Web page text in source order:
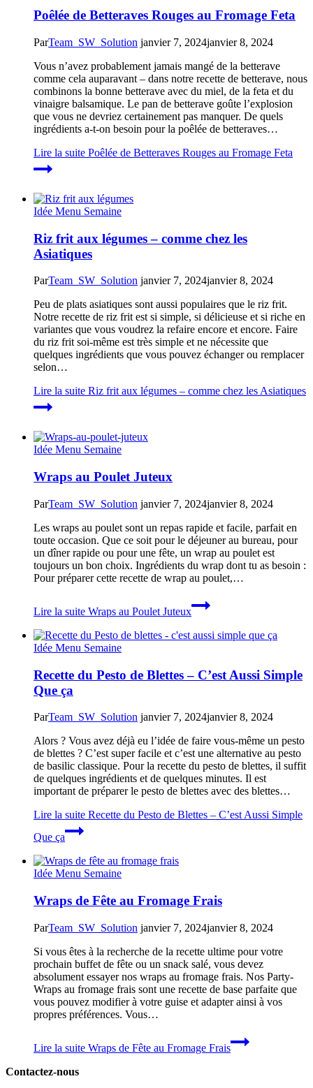
Poêlée de Betteraves Rouges au Fromage Feta
ParTeam_SW_Solution janvier 7, 2024janvier 8, 2024
Vous n’avez probablement jamais mangé de la betterave
comme cela auparavant – dans notre recette de betterave, nous
combinons la bonne betterave avec du miel, de la feta et du
vinaigre balsamique. Le pan de betterave goûte l’explosion
que vous ne devriez certainement pas manquer. De quels
ingrédients a-t-on besoin pour la poêlée de betteraves…
Lire la suite Poêlée de Betteraves Rouges au Fromage Feta
Idée Menu Semaine
Riz frit aux légumes – comme chez les
Asiatiques
ParTeam_SW_Solution janvier 7, 2024janvier 8, 2024
Peu de plats asiatiques sont aussi populaires que le riz frit.
Notre recette de riz frit est si simple, si délicieuse et si riche en
variantes que vous voudrez la refaire encore et encore. Faire
du riz frit soi-même est très simple et ne nécessite que
quelques ingrédients que vous pouvez échanger ou remplacer
selon…
Lire la suite Riz frit aux légumes – comme chez les Asiatiques
Idée Menu Semaine
Wraps au Poulet Juteux
ParTeam_SW_Solution janvier 7, 2024janvier 8, 2024
Les wraps au poulet sont un repas rapide et facile, parfait en
toute occasion. Que ce soit pour le déjeuner au bureau, pour
un dîner rapide ou pour une fête, un wrap au poulet est
toujours un bon choix. Ingrédients du wrap dont tu as besoin :
Pour préparer cette recette de wrap au poulet,…
Lire la suite Wraps au Poulet Juteux
Idée Menu Semaine
Recette du Pesto de Blettes – C’est Aussi Simple
Que ça
ParTeam_SW_Solution janvier 7, 2024janvier 8, 2024
Alors ? Vous avez déjà eu l’idée de faire vous-même un pesto
de blettes ? C’est super facile et c’est une alternative au pesto
de basilic classique. Pour la recette du pesto de blettes, il suffit
de quelques ingrédients et de quelques minutes. Il est
important de préparer le pesto de blettes avec des blettes…
Lire la suite Recette du Pesto de Blettes – C’est Aussi Simple
Que ça
Idée Menu Semaine
Wraps de Fête au Fromage Frais
ParTeam_SW_Solution janvier 7, 2024janvier 8, 2024
Si vous êtes à la recherche de la recette ultime pour votre
prochain buffet de fête ou un snack salé, vous devez
absolument essayer nos wraps au fromage frais. Nos Party-
Wraps au fromage frais sont une recette de base parfaite que
vous pouvez modifier à votre guise et adapter ainsi à vos
propres préférences. Vous…
Lire la suite Wraps de Fête au Fromage Frais
Contactez-nous